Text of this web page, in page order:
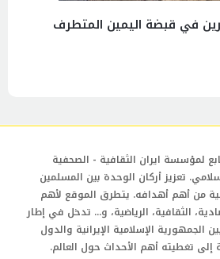
في قبضة اليمين المتطرف
لمؤسسة ايران الثقافية - الصحفية
تعزيز أركان الوحدة بين المسلمين
من أهم أهدافه. يتطرق الموقع لأهم
الثقافية، الرياضية، و... تدخل في إطار
الجمهورية الإسلامية الإيرانية والدول
إلى تغطيته أهم الأحداث حول العالم.